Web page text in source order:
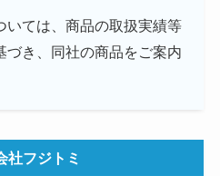
ては、商品の取扱実績等
づき、同社の商品をご案内
社フジトミ